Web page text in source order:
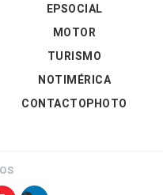
EPSOCIAL
MOTOR
TURISMO
NOTIMÉRICA
CONTACTOPHOTO